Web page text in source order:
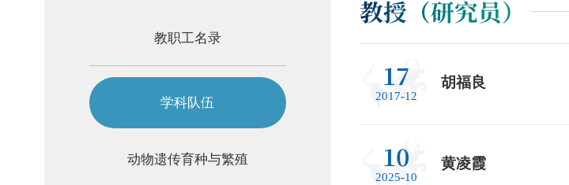
教职工名录
学科队伍
动物遗传育种与繁殖
教授（研究员）
17
2017-12
胡福良
10
2025-10
黄凌霞